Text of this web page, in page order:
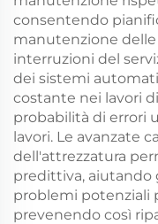
consentendo
manutenzione
interruzioni del
dei sistemi
costante nei lavori
probabilità di errori
lavori. Le avanzate
dell'attrezzatura
predittiva, aiutando
problemi potenziali
prevenendo così